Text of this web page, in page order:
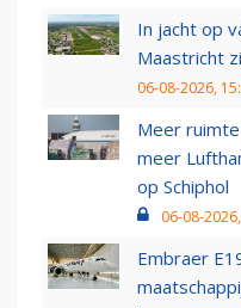
In jacht op
Maastricht
06-08-2026,
Meer
meer
op Schiphol
06-08-
Embraer